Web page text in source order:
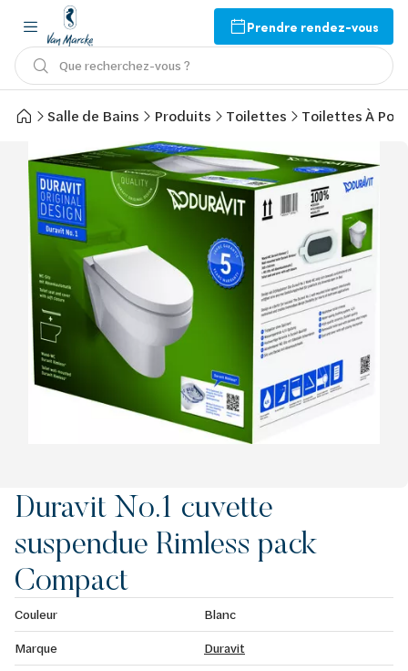
Prendre rendez-vous
Que recherchez-vous ?
Salle de Bains Produits Toilettes Toilettes À
Duravit No.1 cuvette
suspendue Rimless pack
Compact
Couleur
Blanc
Marque
Duravit